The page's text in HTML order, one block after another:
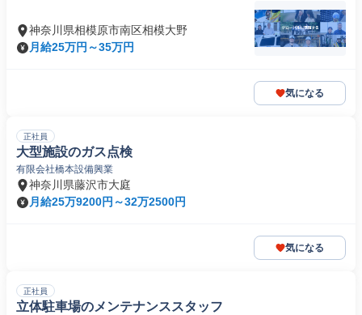
神奈川県相模原市南区相模大野
月給25万円～35万円
気になる
正社員
大型施設のガス点検
有限会社橋本設備興業
神奈川県藤沢市大庭
月給25万9200円～32万2500円
気になる
正社員
立体駐車場のメンテナンススタッフ